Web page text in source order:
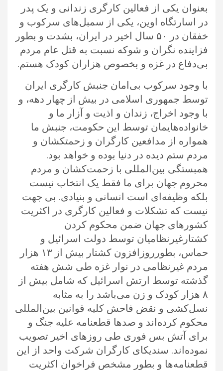
بعنوان یکی از فعالین کارگری زندانی و‌ یک پدر
در اسارتگاه اوین، یکی از سمبل‌های سرکوب و
خفقان در ۵۰ سال اخیر در ایران، بشدت و بطور
فزاینده نگران و شوکه نسبت به قتل عام مردم
بی‌دفاع در غزه و بخصوص هزاران کودک هستم.
با وجود سرکوب بی‌امان جنبش کارگری ایران
توسط جمهوری اسلامی در بیش از چهار دهه، و
با وجود اخراج، زندان و اذیت و آزار ما و‌
خانواده‌هایمان توسط این حکومت، جنبش ما
همواره از مدافعین کارگران و زحمتکشان و‌
مردم ستم دیده در دنیا بوده و‌ خواهد بود.
همبستگی بین‌المللی با زحمت‌کشان و‌ مردم‌
محروم‌ جهان برای ما فقط یک انتخاب نیست
بلکه وظیفه‌ای است انسانی و بنیادی. بی جهت
نیست که تشکلات و فعالین کارگری در اکثریت
کشورهای جهان ضمن محکوم‌ کردن
کشتارغیرنظامیان توسط دولت اسرائیل و‌
حماس، بطورروزافزون کشتار بیش از ۱۳ هزار
مردم غیرنظامی در نوار غزه طی شش هفته
گذشته توسط ارتش اسرائیل که شامل بیش از
۸ هزار کودک و زن می‌باشد را به مثابه
نسل‌کشی و نقض فاحش کلیه قوانین بین‌المللی
محکوم کرده‌اند و صدها قطعنامه علیه جنگ و
برای آتش بس فوری طی روزهای اخیر تصویب
نموده‌اند. سندیکای کارگران شرکت واحد از این
قطعنامه‌ها و بطور مشخص فراخوان اکثریت